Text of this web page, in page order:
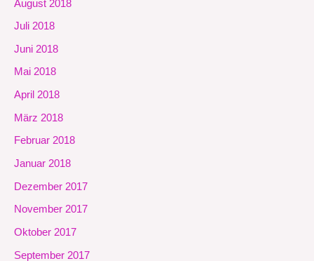
August 2018
Juli 2018
Juni 2018
Mai 2018
April 2018
März 2018
Februar 2018
Januar 2018
Dezember 2017
November 2017
Oktober 2017
September 2017